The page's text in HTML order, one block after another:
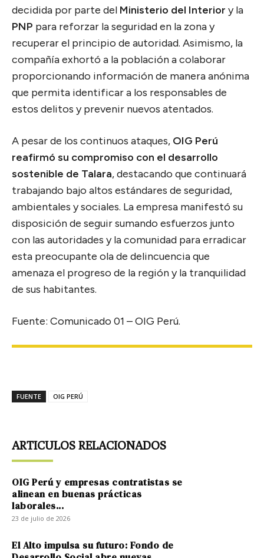
decidida por parte del Ministerio del Interior y la
PNP para reforzar la seguridad en la zona y
recuperar el principio de autoridad. Asimismo, la
compañía exhortó a la población a colaborar
proporcionando información de manera anónima
que permita identificar a los responsables de
estos delitos y prevenir nuevos atentados.
A pesar de los continuos ataques, OIG Perú
reafirmó su compromiso con el desarrollo
sostenible de Talara, destacando que continuará
trabajando bajo altos estándares de seguridad,
ambientales y sociales. La empresa manifestó su
disposición de seguir sumando esfuerzos junto
con las autoridades y la comunidad para erradicar
esta preocupante ola de delincuencia que
amenaza el progreso de la región y la tranquilidad
de sus habitantes.
Fuente: Comunicado 01 – OIG Perú.
FUENTE OIG PERÚ
ARTICULOS RELACIONADOS
OIG Perú y empresas contratistas se
alinean en buenas prácticas
laborales...
23 de julio de 2026
El Alto impulsa su futuro: Fondo de